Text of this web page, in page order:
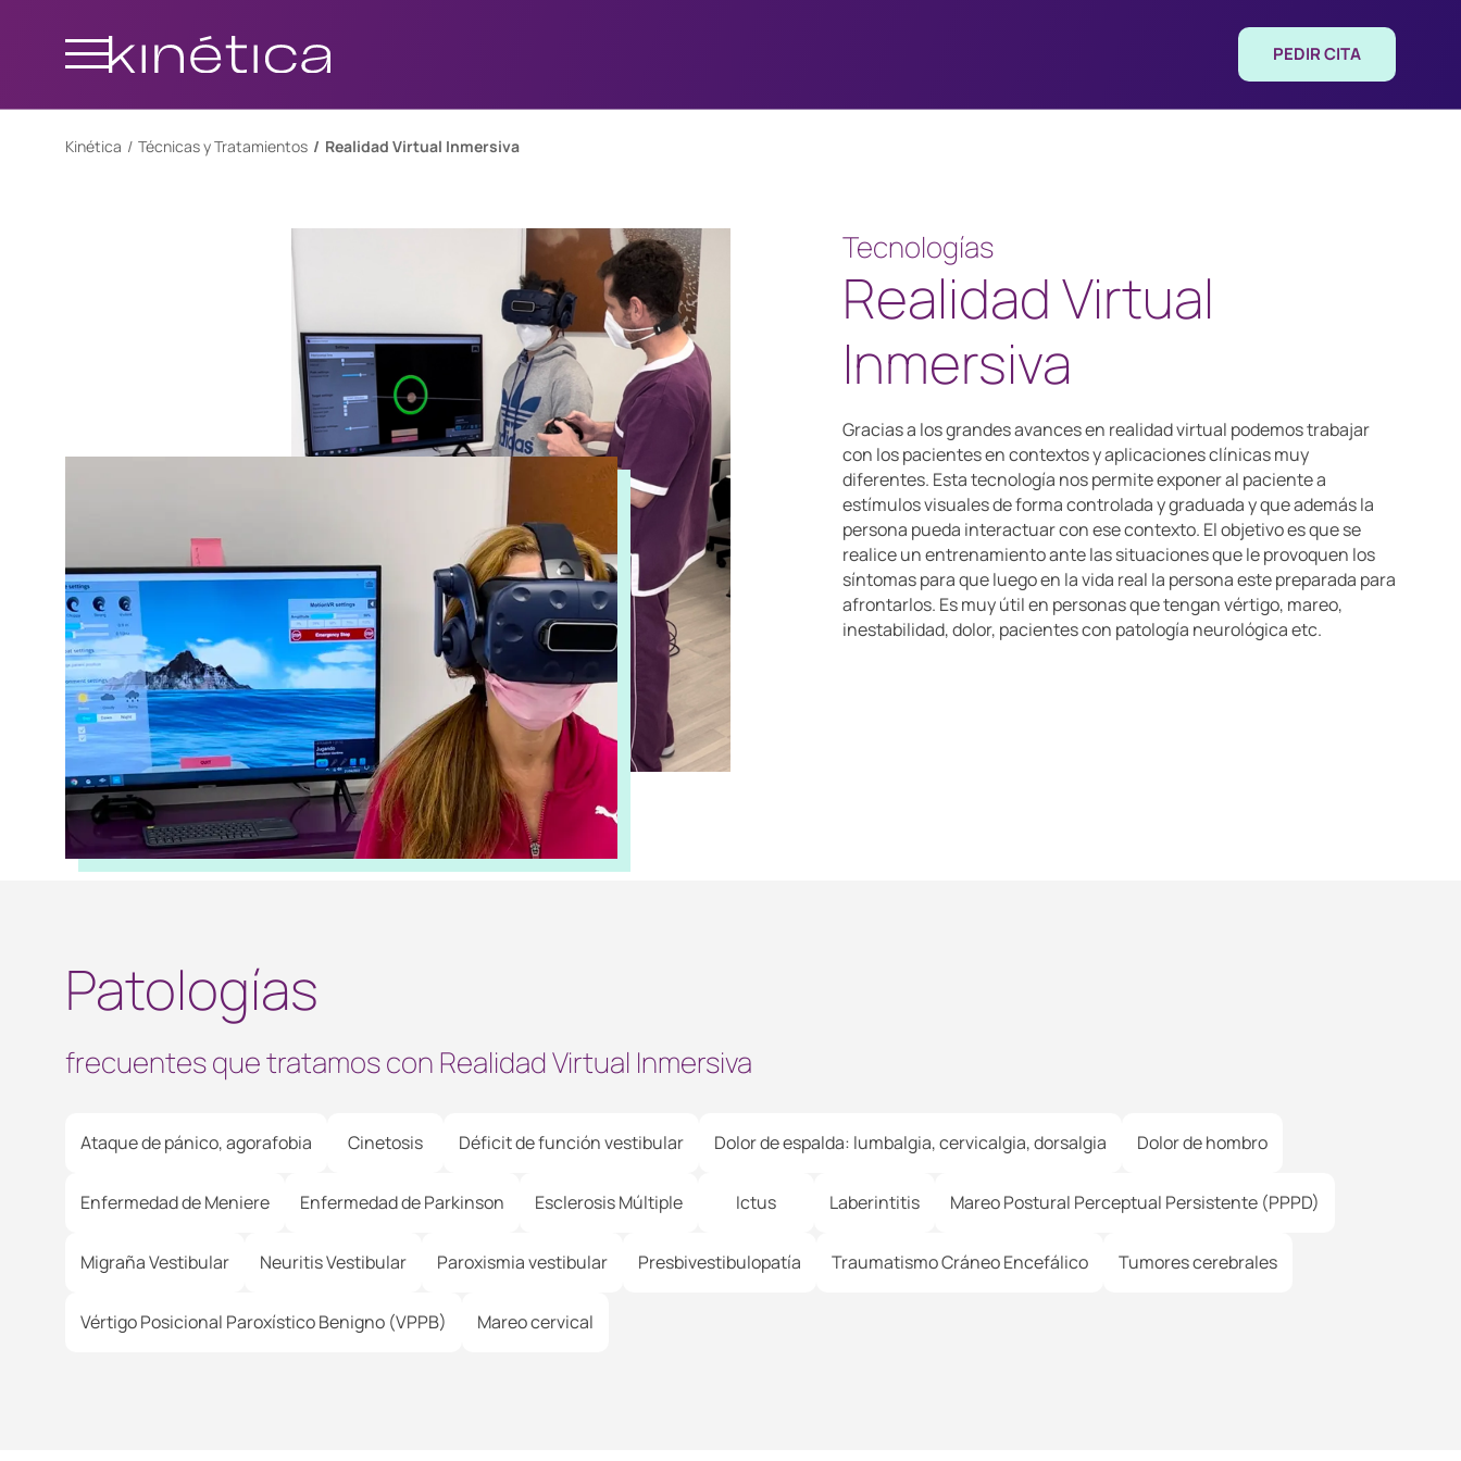
PEDIR CITA
Kinética Técnicas y Tratamientos Realidad Virtual Inmersiva
Tecnologías
Realidad Virtual
Inmersiva
Gracias a los grandes avances en realidad virtual podemos trabajar
con los pacientes en contextos y aplicaciones clínicas muy
diferentes. Esta tecnología nos permite exponer al paciente a
estímulos visuales de forma controlada y graduada y que además la
persona pueda interactuar con ese contexto. El objetivo es que se
realice un entrenamiento ante las situaciones que le provoquen los
síntomas para que luego en la vida real la persona este preparada para
afrontarlos. Es muy útil en personas que tengan vértigo, mareo,
inestabilidad, dolor, pacientes con patología neurológica etc.
Patologías
frecuentes que tratamos con Realidad Virtual Inmersiva
Ataque de pánico, agorafobia Cinetosis Déficit de función vestibular Dolor de espalda: lumbalgia, cervicalgia, dorsalgia Dolor de hombro
Enfermedad de Meniere Enfermedad de Parkinson Esclerosis Múltiple Ictus Laberintitis Mareo Postural Perceptual Persistente (PPPD)
Migraña Vestibular Neuritis Vestibular Paroxismia vestibular Presbivestibulopatía Traumatismo Cráneo Encefálico Tumores cerebrales
Vértigo Posicional Paroxístico Benigno (VPPB) Mareo cervical